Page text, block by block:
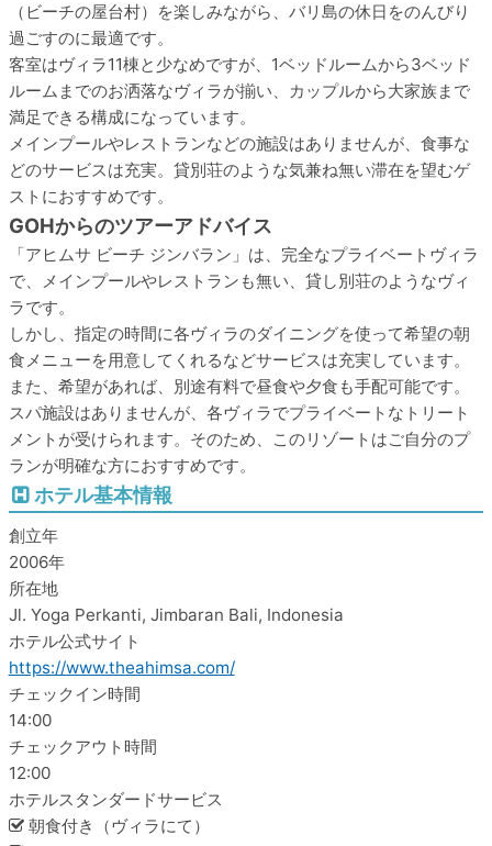
（ビーチの屋台村）を楽しみながら、バリ島の休日をのんびり
過ごすのに最適です。
客室はヴィラ11棟と少なめですが、1ベッドルームから3ベッド
ルームまでのお洒落なヴィラが揃い、カップルから大家族まで
満足できる構成になっています。
メインプールやレストランなどの施設はありませんが、食事な
どのサービスは充実。貸別荘のような気兼ね無い滞在を望むゲ
ストにおすすめです。
GOHからのツアーアドバイス
「アヒムサ ビーチ ジンバラン」は、完全なプライベートヴィラ
で、メインプールやレストランも無い、貸し別荘のようなヴィ
ラです。
しかし、指定の時間に各ヴィラのダイニングを使って希望の朝
食メニューを用意してくれるなどサービスは充実しています。
また、希望があれば、別途有料で昼食や夕食も手配可能です。
スパ施設はありませんが、各ヴィラでプライベートなトリート
メントが受けられます。そのため、このリゾートはご自分のプ
ランが明確な方におすすめです。
ホテル基本情報
創立年
2006年
所在地
Jl. Yoga Perkanti, Jimbaran Bali, Indonesia
ホテル公式サイト
https://www.theahimsa.com/
チェックイン時間
14:00
チェックアウト時間
12:00
ホテルスタンダードサービス
朝食付き（ヴィラにて）